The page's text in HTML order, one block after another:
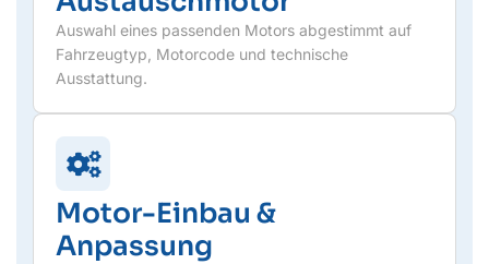
Auswahl eines passenden Motors abgestimmt auf
Fahrzeugtyp, Motorcode und technische
Ausstattung.
Motor-Einbau &
Anpassung